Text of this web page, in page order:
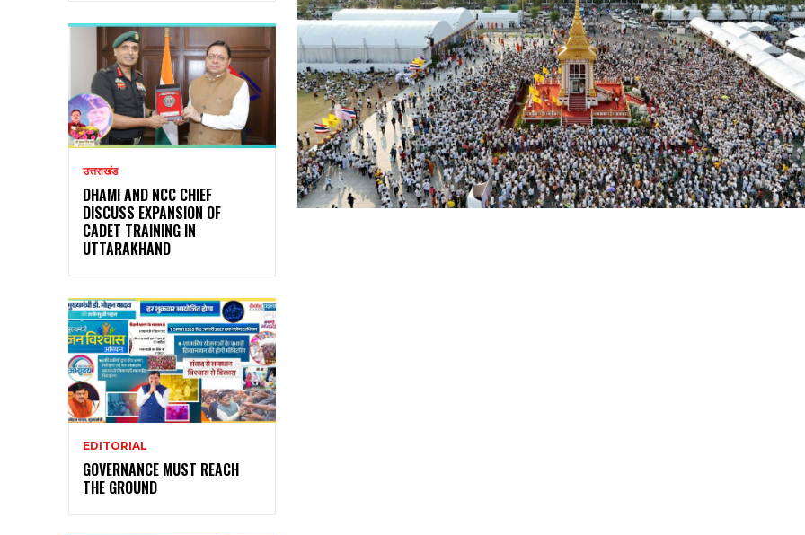
उत्तराखंड
DHAMI AND NCC CHIEF
DISCUSS EXPANSION OF
CADET TRAINING IN
UTTARAKHAND
EDITORIAL
GOVERNANCE MUST REACH
THE GROUND